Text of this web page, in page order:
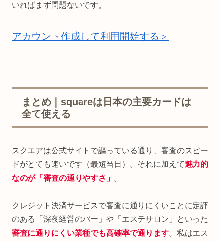
いればまず問題ないです。
アカウント作成して利用開始する＞
まとめ｜squareは日本の主要カードは
全て使える
スクエアは公式サイトで謳っている通り、審査のスピー
ドがとても速いです（最短当日）。それに加えて魅力的
なのが「審査の通りやすさ」 。
クレジット決済サービスで審査に通りにくいことに定評
のある「深夜経営のバー」や「エステサロン」といった
審査に通りにくい業種でも高確率で通ります。私はエス